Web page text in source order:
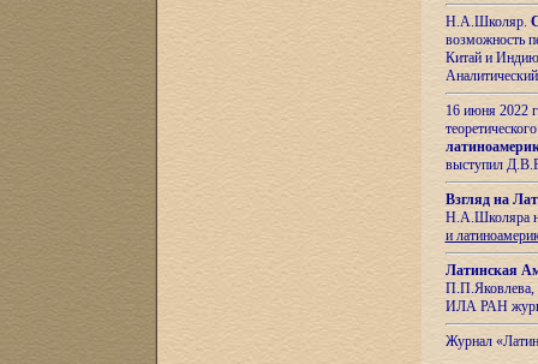
Н.А.Школяр.
возможность
Китай и
16 июня 2022
выступил
Взгляд на
Н.А.Школяра
и
Латинская
П.П.Яковлева,
ИЛА РАН
Журнал